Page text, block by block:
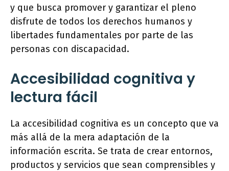
y que busca promover y garantizar el pleno
disfrute de todos los derechos humanos y
libertades fundamentales por parte de las
personas con discapacidad.
Accesibilidad cognitiva y
lectura fácil
La accesibilidad cognitiva es un concepto que va
más allá de la mera adaptación de la
información escrita. Se trata de crear entornos,
productos y servicios que sean comprensibles y